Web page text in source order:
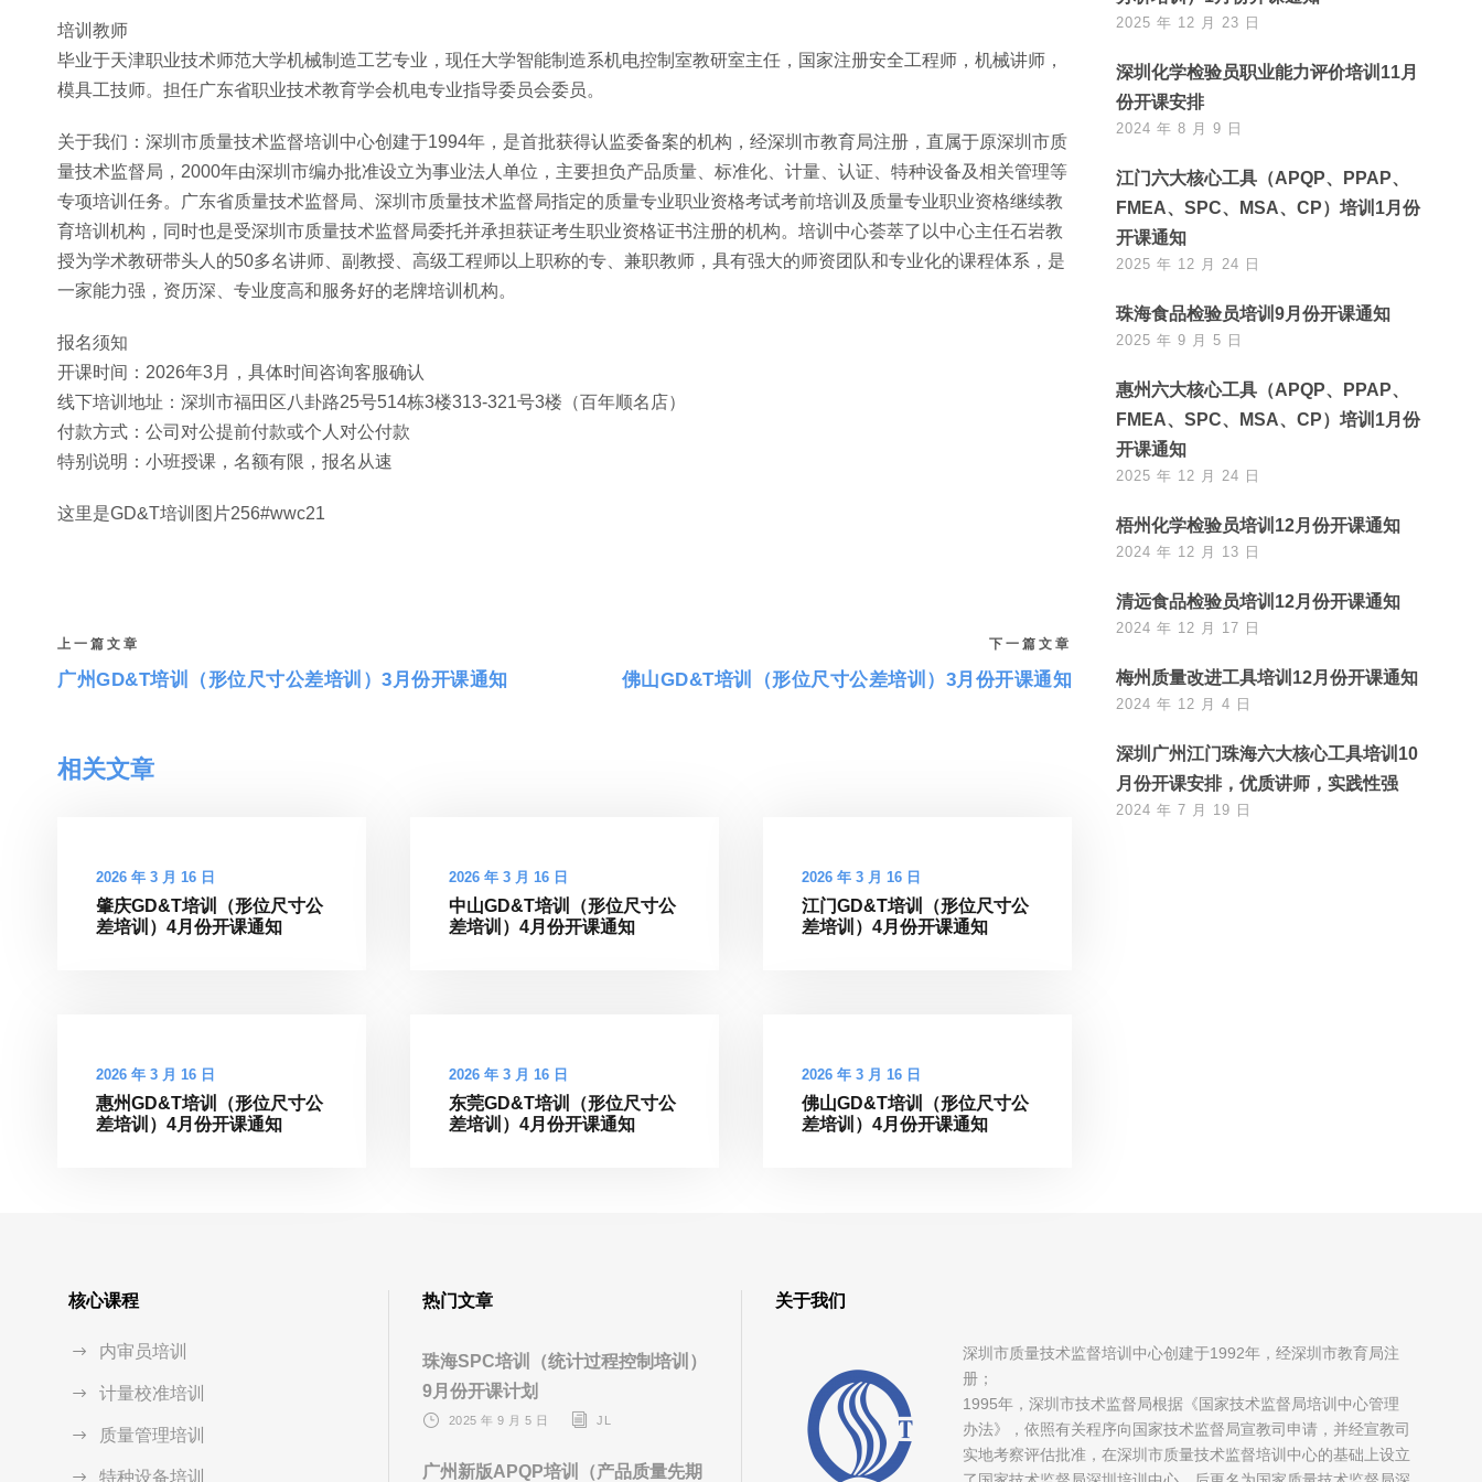
培训教师
毕业于天津职业技术师范大学机械制造工艺专业，现任大学智能制造系机电控制室教研室主任，国家注册安全工程师，机械讲师，
模具工技师。担任广东省职业技术教育学会机电专业指导委员会委员。
关于我们：深圳市质量技术监督培训中心创建于1994年，是首批获得认监委备案的机构，经深圳市教育局注册，直属于原深圳市质
量技术监督局，2000年由深圳市编办批准设立为事业法人单位，主要担负产品质量、标准化、计量、认证、特种设备及相关管理等
专项培训任务。广东省质量技术监督局、深圳市质量技术监督局指定的质量专业职业资格考试考前培训及质量专业职业资格继续教
育培训机构，同时也是受深圳市质量技术监督局委托并承担获证考生职业资格证书注册的机构。培训中心荟萃了以中心主任石岩教
授为学术教研带头人的50多名讲师、副教授、高级工程师以上职称的专、兼职教师，具有强大的师资团队和专业化的课程体系，是
一家能力强，资历深、专业度高和服务好的老牌培训机构。
报名须知
开课时间：2026年3月，具体时间咨询客服确认
线下培训地址：深圳市福田区八卦路25号514栋3楼313-321号3楼（百年顺名店）
付款方式：公司对公提前付款或个人对公付款
特别说明：小班授课，名额有限，报名从速
这里是GD&T培训图片256#wwc21
上一篇文章
广州GD&T培训（形位尺寸公差培训）3月份开课通知
下一篇文章
佛山GD&T培训（形位尺寸公差培训）3月份开课通知
相关文章
2026 年 3 月 16 日
肇庆GD&T培训（形位尺寸公
差培训）4月份开课通知
2026 年 3 月 16 日
中山GD&T培训（形位尺寸公
差培训）4月份开课通知
2026 年 3 月 16 日
江门GD&T培训（形位尺寸公
差培训）4月份开课通知
2026 年 3 月 16 日
惠州GD&T培训（形位尺寸公
差培训）4月份开课通知
2026 年 3 月 16 日
东莞GD&T培训（形位尺寸公
差培训）4月份开课通知
2026 年 3 月 16 日
佛山GD&T培训（形位尺寸公
差培训）4月份开课通知
2025 年 12 月 23 日
深圳化学检验员职业能力评价培训11月
份开课安排
2024 年 8 月 9 日
江门六大核心工具（APQP、PPAP、
FMEA、SPC、MSA、CP）培训1月份
开课通知
2025 年 12 月 24 日
珠海食品检验员培训9月份开课通知
2025 年 9 月 5 日
惠州六大核心工具（APQP、PPAP、
FMEA、SPC、MSA、CP）培训1月份
开课通知
2025 年 12 月 24 日
梧州化学检验员培训12月份开课通知
2024 年 12 月 13 日
清远食品检验员培训12月份开课通知
2024 年 12 月 17 日
梅州质量改进工具培训12月份开课通知
2024 年 12 月 4 日
深圳广州江门珠海六大核心工具培训10
月份开课安排，优质讲师，实践性强
2024 年 7 月 19 日
核心课程
内审员培训
计量校准培训
质量管理培训
特种设备培训
热门文章
珠海SPC培训（统计过程控制培训）
9月份开课计划
2025 年 9 月 5 日 JL
广州新版APQP培训（产品质量先期
关于我们
深圳市质量技术监督培训中心创建于1992年，经深圳市教育局注
册；
1995年，深圳市技术监督局根据《国家技术监督局培训中心管理
办法》，依照有关程序向国家技术监督局宣教司申请，并经宣教司
实地考察评估批准，在深圳市质量技术监督培训中心的基础上设立